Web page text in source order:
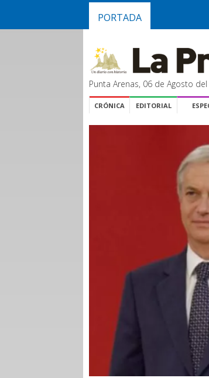
PORTADA
Punta Arenas, 06 de Agosto
CRÓNICA EDITORIAL